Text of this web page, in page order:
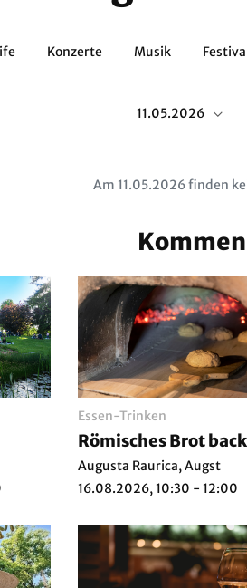
Konzerte Musik
11.05.2026
Am 11.05.2026 finden
Essen-Trinken
Römisches Brot
Augusta Raurica, Augst
16.08.2026, 10:30 - 12:00